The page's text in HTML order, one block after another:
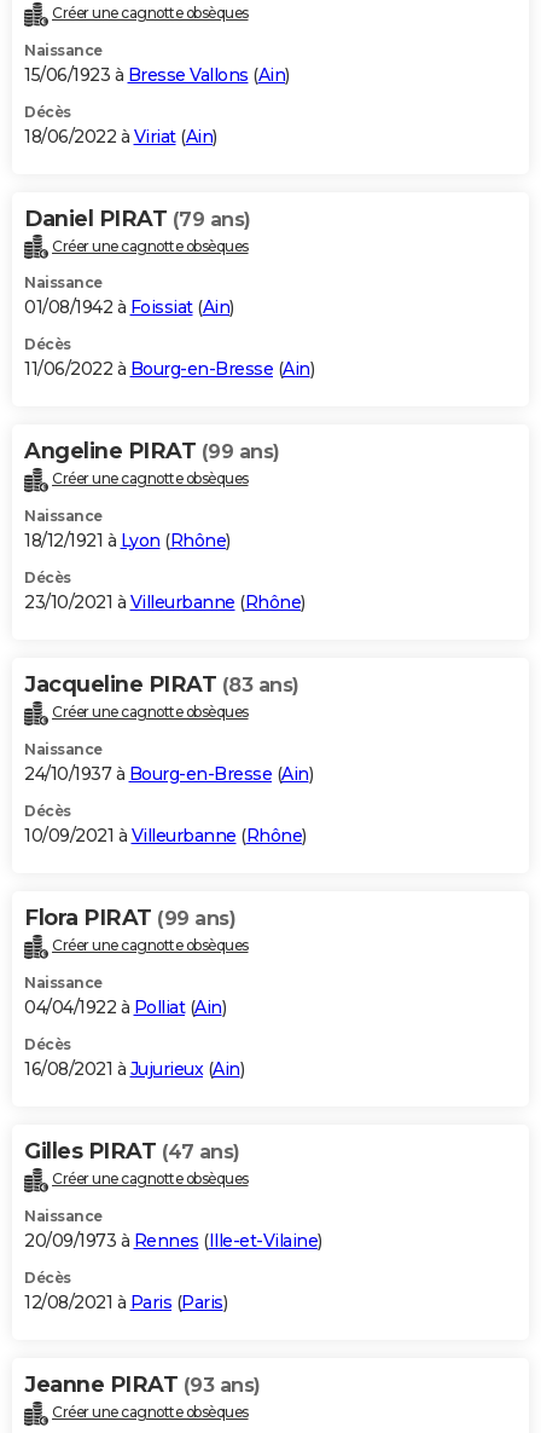
Créer une cagnotte obsèques
Naissance
15/06/1923 à Bresse Vallons (Ain)
Décès
18/06/2022 à Viriat(Ain)
Daniel PIRAT (79 ans)
Créer une cagnotte obsèques
Naissance
01/08/1942 à Foissiat(Ain)
Décès
11/06/2022 à Bourg-en-Bresse (Ain)
Angeline PIRAT (99 ans)
Créer une cagnotte obsèques
Naissance
18/12/1921 à Lyon (Rhône)
Décès
23/10/2021 à Villeurbanne (Rhône)
Jacqueline PIRAT (83 ans)
Créer une cagnotte obsèques
Naissance
24/10/1937 à Bourg-en-Bresse (Ain)
Décès
10/09/2021 à Villeurbanne (Rhône)
Flora PIRAT (99 ans)
Créer une cagnotte obsèques
Naissance
04/04/1922 à Polliat(Ain)
Décès
16/08/2021 à Jujurieux(Ain)
Gilles PIRAT (47 ans)
Créer une cagnotte obsèques
Naissance
20/09/1973 à Rennes (Ille-et-Vilaine)
Décès
12/08/2021 à Paris (Paris)
Jeanne PIRAT (93 ans)
Créer une cagnotte obsèques